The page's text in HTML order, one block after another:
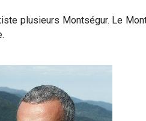
plusieurs Montségur. Le